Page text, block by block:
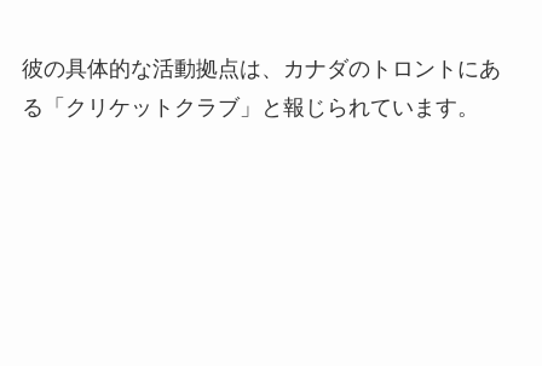
彼の具体的な活動拠点は、カナダのトロントにあ
る「クリケットクラブ」と報じられています。